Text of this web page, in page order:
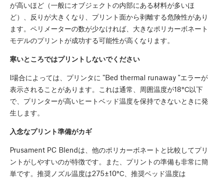
が高いほど（一般にオブジェクトの内部にある材料が多いほ
ど）、反りが大きくなり、プリント面から剥離する危険性があり
ます。ペリメーターの数が少なければ、大きなポリカーボネート
モデルのプリントが成功する可能性が高くなります。
寒いところではプリントしないでください
I場合によっては、プリンタに "Bed thermal runaway "エラーが
表示されることがあります。これは通常、周囲温度が18℃以下
で、プリンターが高いヒートベッド温度を保持できないときに発
生します。
入念なプリント準備がカギ
Prusament PC Blendは、他のポリカーボネートと比較してプリ
ントがしやすいのが特徴です。また、プリントの準備も非常に簡
単です。推奨ノズル温度は275±10℃、推奨ベッド温度は